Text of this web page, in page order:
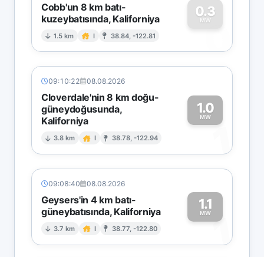
Cobb'un 8 km batı-
kuzeybatısında, Kaliforniya
1.5 km I 38.84, -122.81
0.3
MW
0
09:10:22 08.08.2026
Cloverdale'nin 8 km doğu-
güneydoğusunda,
Kaliforniya
3.8 km I 38.78, -122.94
1.0
MW
1
09:08:40 08.08.2026
Geysers'in 4 km batı-
güneybatısında, Kaliforniya
3.7 km I 38.77, -122.80
1.1
MW1